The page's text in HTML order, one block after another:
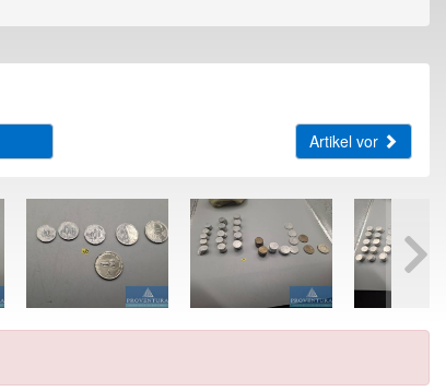
Artikel vor